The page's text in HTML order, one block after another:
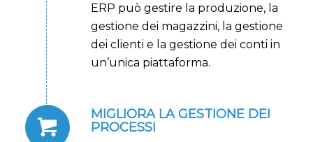
ERP può gestire la produzione, la
gestione dei magazzini, la gestione
dei clienti e la gestione dei conti in
un’unica piattaforma.
MIGLIORA LA GESTIONE DEI
PROCESSI